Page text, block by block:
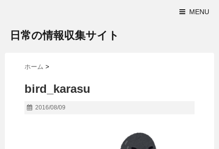
MENU
日常の情報収集サイト
ホーム >
bird_karasu
2016/08/09